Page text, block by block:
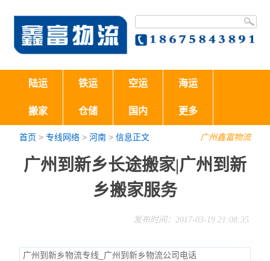
陆运 铁运 空运 海运
搬家 仓储 国内 更多
广州鑫富物流
首页 >专线网络 >河南 >信息正文
广州到新乡长途搬家|广州到新
乡搬家服务
发布时间：2017-03-19 21:08:35
广州到新乡物流专线_广州到新乡物流公司电话